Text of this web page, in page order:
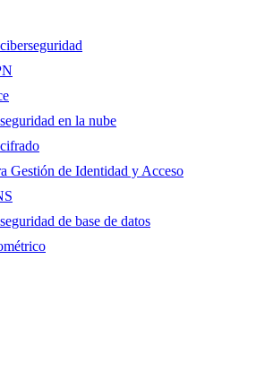
en la nube
Gestión de Identidad y Acceso
de base de datos